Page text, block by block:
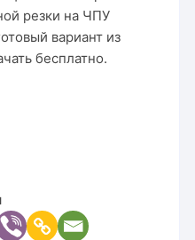
резки на ЧПУ
вариант из
бесплатно.